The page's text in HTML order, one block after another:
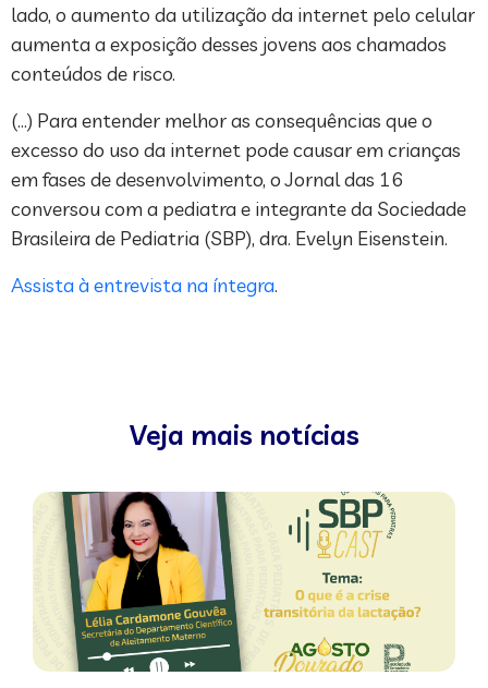
lado, o aumento da utilização da internet pelo celular
aumenta a exposição desses jovens aos chamados
conteúdos de risco.
(…) Para entender melhor as consequências que o
excesso do uso da internet pode causar em crianças
em fases de desenvolvimento, o Jornal das 16
conversou com a pediatra e integrante da Sociedade
Brasileira de Pediatria (SBP), dra. Evelyn Eisenstein.
Assista à entrevista na íntegra.
Veja mais notícias